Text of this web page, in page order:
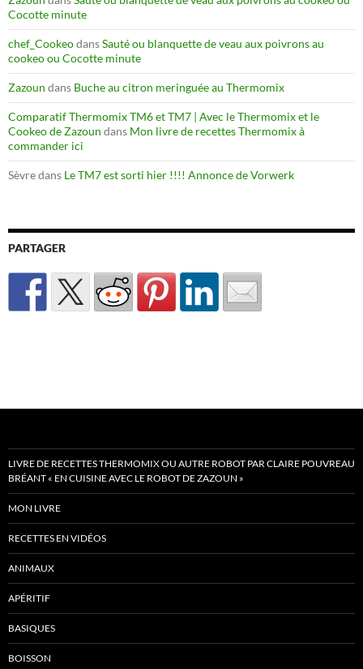
Cocotte minute
chef_CookeodansSauté ou blanquette de veau aux poivrons au
cookeo ou Cocotte minute
Zazoun dans Buche au citron meringuée au Thermomix
Comparatif Thermomix TM6 et TM7 | Avec le Thermomix et le
Cookeo de Zazoun dans Mon livre de recettes Thermomix à
commander ici
Sèvredans Le TM7 est sorti hier !!!! Annonce de Vorwerk
PARTAGER
LIVRE DE RECETTES THERMOMIX OU AUTRE ROBOT PAR CLAIRE POUVREAU
BRÉANT « EN CUISINE AVEC LE ROBOT DE ZAZOUN »
MON LIVRE
RECETTES EN VIDÉOS
ANIMAUX
APÉRITIF
BASIQUES
BOISSON